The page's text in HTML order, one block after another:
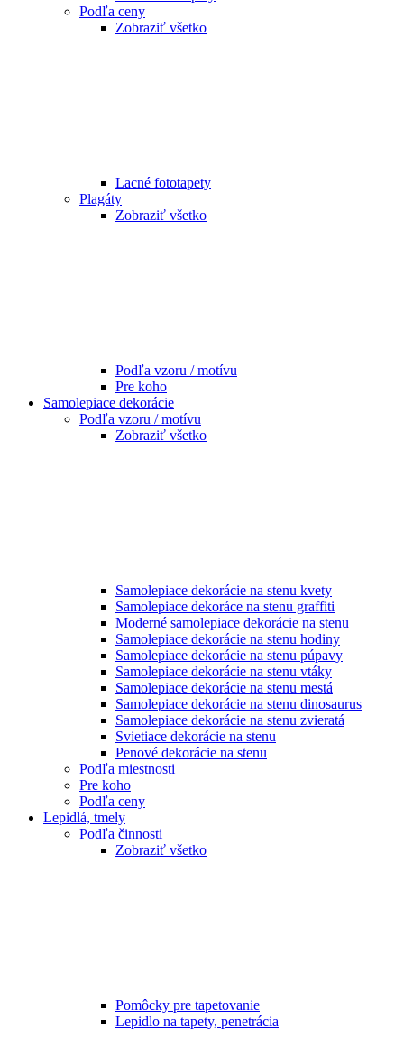
Podľa ceny
Zobraziť všetko
Lacné fototapety
Plagáty
Zobraziť všetko
Podľa vzoru / motívu
Pre koho
Samolepiace dekorácie
Podľa vzoru / motívu
Zobraziť všetko
Samolepiace dekorácie na stenu kvety
Samolepiace dekoráce na stenu graffiti
Moderné samolepiace dekorácie na stenu
Samolepiace dekorácie na stenu hodiny
Samolepiace dekorácie na stenu púpavy
Samolepiace dekorácie na stenu vtáky
Samolepiace dekorácie na stenu mestá
Samolepiace dekorácie na stenu dinosaurus
Samolepiace dekorácie na stenu zvieratá
Svietiace dekorácie na stenu
Penové dekorácie na stenu
Podľa miestnosti
Pre koho
Podľa ceny
Lepidlá, tmely
Podľa činnosti
Zobraziť všetko
Pomôcky pre tapetovanie
Lepidlo na tapety, penetrácia